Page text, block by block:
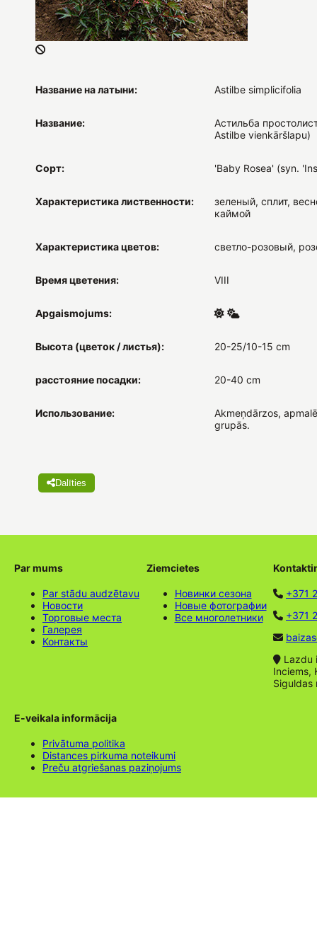
Название на латыни: Astilbe simplicifolia
Название:
Астильба
Astilbe vienkāršlapu)
Сорт: 'Baby Rosea' (syn.
Характеристика лиственности:
зеленый, сплит,
каймой
Характеристика цветов: светло-розовый,
Время цветения: VIII
Apgaismojums:
Высота (цветок / листья): 20-25/10-15 cm
расстояние посадки: 20-40 cm
Использование:
Akmeņdārzos,
grupās.
Dalīties
Par mums
Par stādu audzētavu
Новости
Торговые места
Галерея
Контакты
Ziemcietes
Новинки сезона
Новые фотографии
Все многолетники
+371
+371
Lazdu
Inciems,
Siguldas
E-veikala informācija
Privātuma politika
Distances pirkuma noteikumi
Preču atgriešanas paziņojums